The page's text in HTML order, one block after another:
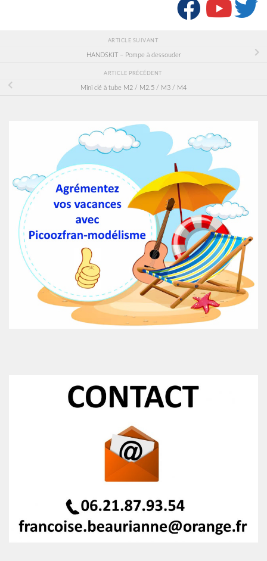
ARTICLE SUIVANT
HANDSKIT – Pompe à dessouder
ARTICLE PRÉCÉDENT
Mini clé à tube M2 / M2.5 / M3 / M4